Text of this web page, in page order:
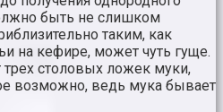
быть не слишком
таким, как
на кефире, может чуть гуще.
трех столовых ложек муки,
возможно, ведь мука бывает